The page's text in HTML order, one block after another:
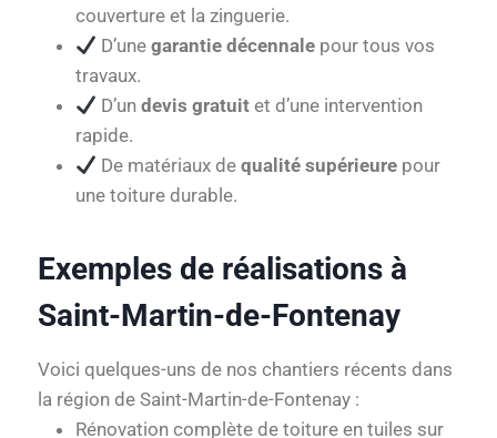
couverture et la zinguerie.
D’unegarantie décennale pour tous vos
travaux.
D’undevis gratuit et d’une intervention
rapide.
De matériaux dequalité supérieure pour
une toiture durable.
Exemples de réalisations à
Saint-Martin-de-Fontenay
Voici quelques-uns de nos chantiers récents dans
la région de Saint-Martin-de-Fontenay :
Rénovation complète de toiture en tuiles sur